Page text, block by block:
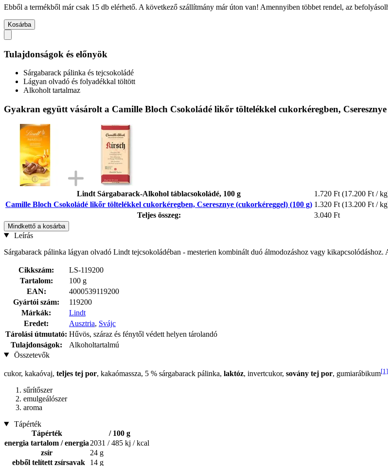
Ebből a termékből már csak 15 db elérhető. A következő szállítmány már úton van! Amennyiben többet rendel, az
Kosárba
Tulajdonságok és előnyök
Sárgabarack pálinka és tejcsokoládé
Lágyan olvadó és folyadékkal töltött
Alkoholt tartalmaz
Gyakran együtt vásárolt a Camille Bloch Csokoládé likőr töltelékkel cukorkéregben,
Lindt Sárgabarack-Alkohol táblacsokoládé, 100 g 1.720 Ft (17.200 Ft /
Camille Bloch Csokoládé likőr töltelékkel cukorkéregben, Cseresznye (cukorkéreggel) (100 g) 1.320 Ft (13.200 Ft /
Teljes összeg:
3.040 Ft
Mindkettő a kosárba
Leírás
Sárgabarack pálinka lágyan olvadó Lindt tejcsokoládéban - mesterien kombinált duó álmodozáshoz vagy kikapcsolódáshoz.
Cikkszám:
LS-119200
Tartalom:
100 g
EAN:
4000539119200
Gyártói szám:
119200
Márkák:
Lindt
Eredet:
Ausztria, Svájc
Tárolási útmutató: Hűvös, száraz és fénytől védett helyen tárolandó
Tulajdonságok:
Alkoholtartalmú
Összetevők
cukor, kakaóvaj, teljes tej por, kakaómassza, 5 % sárgabarack pálinka, laktóz, invertcukor, sovány tej por, gumiarábikum[1]
sűrítőszer
emulgeálószer
aroma
Tápérték
Tápérték
/ 100 g
energia tartalom / energia 2031 / 485 kj / kcal
zsír
24 g
ebből telített zsírsavak
14 g